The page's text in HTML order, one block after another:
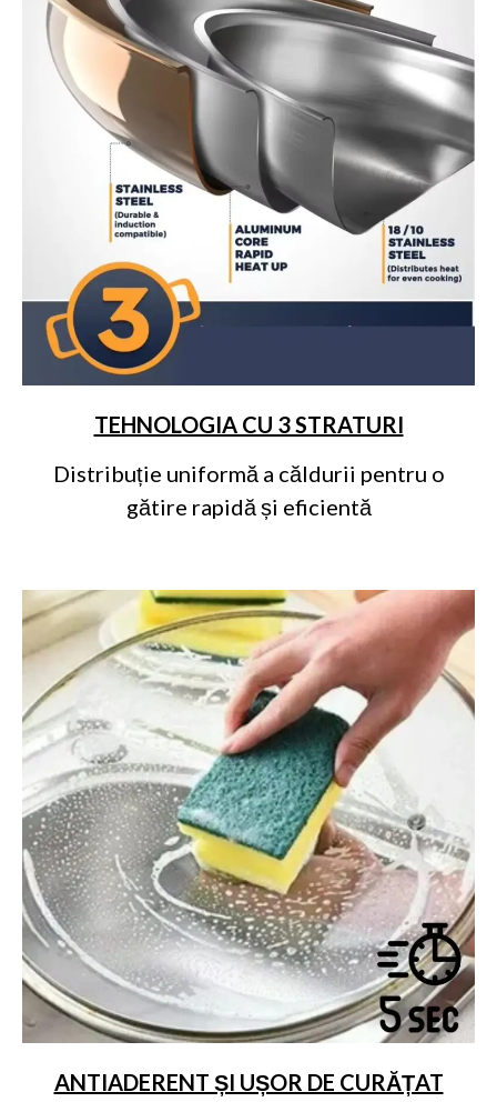
TEHNOLOGIA CU 3 STRATURI
Distribuție uniformă a căldurii pentru o
gătire rapidă și eficientă
ANTIADERENT ȘI UȘOR DE CURĂȚAT